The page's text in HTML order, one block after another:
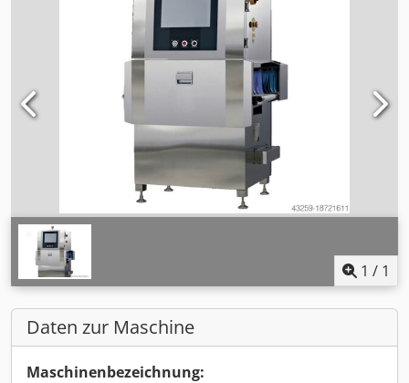
1 / 1
Daten zur Maschine
Maschinenbezeichnung: